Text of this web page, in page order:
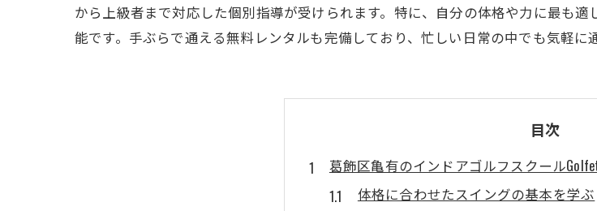
から上級者まで対応した個別指導が受けられます。特に、自分の体格や力に最も
能です。手ぶらで通える無料レンタルも完備しており、忙しい日常の中でも気軽に
目次
葛飾区亀有のインドアゴルフスクール
体格に合わせたスイングの基本を学ぶ